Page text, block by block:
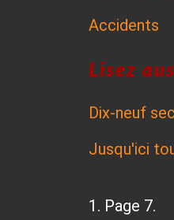
Accidents
Lisez
Dix-neuf
Jusqu'ici
1. Page 7.